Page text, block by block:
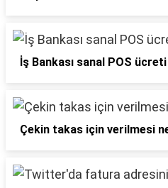
İş Bankası sanal POS
Çekin takas için verilmesi